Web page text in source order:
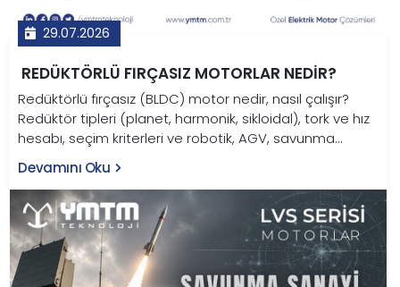
29.07.2026
REDÜKTÖRLÜ FIRÇASIZ MOTORLAR NEDIR?
Redüktörlü fırçasız (BLDC) motor nedir, nasıl çalışır?
Redüktör tipleri (planet, harmonik, sikloidal), tork ve hız
hesabı, seçim kriterleri ve robotik, AGV, savunma
uygulamaları bu rehberde.
Devamını Oku